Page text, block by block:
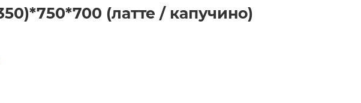
(латте / капучино)